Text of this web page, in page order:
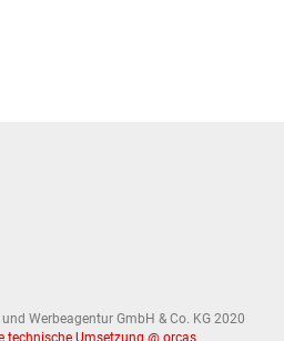
Werbeagentur GmbH & Co. KG 2020
technische Umsetzung @ orcas